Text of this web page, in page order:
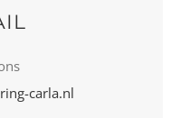
carla.nl